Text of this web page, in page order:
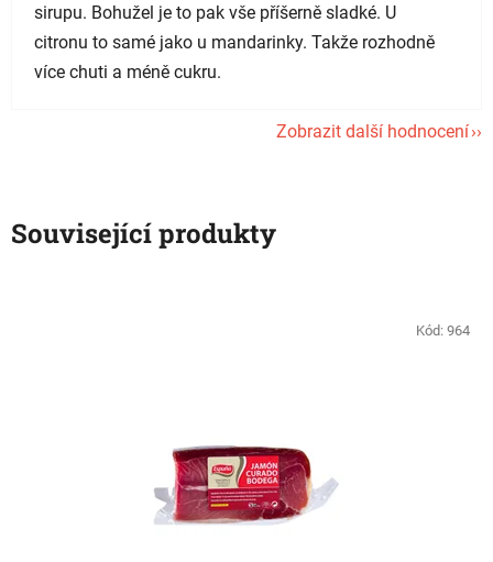
sirupu. Bohužel je to pak vše příšerně sladké. U
citronu to samé jako u mandarinky. Takže rozhodně
více chuti a méně cukru.
Zobrazit další hodnocení
Související produkty
Kód: 964